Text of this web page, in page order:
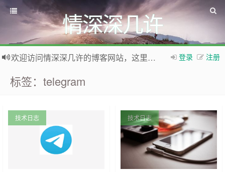
情深深几许
登录 注册
欢迎访问情深深几许的博客网站，这里有免费网络资源信息，WordPress教程，Python、MySQL教程
标签：telegram
技术日志 技术日志